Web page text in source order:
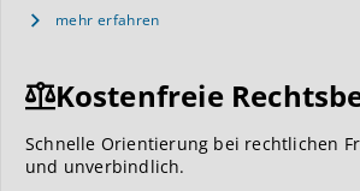
mehr erfahren
Kostenfreie
Schnelle Orientierung bei rechtlichen
und unverbindlich.